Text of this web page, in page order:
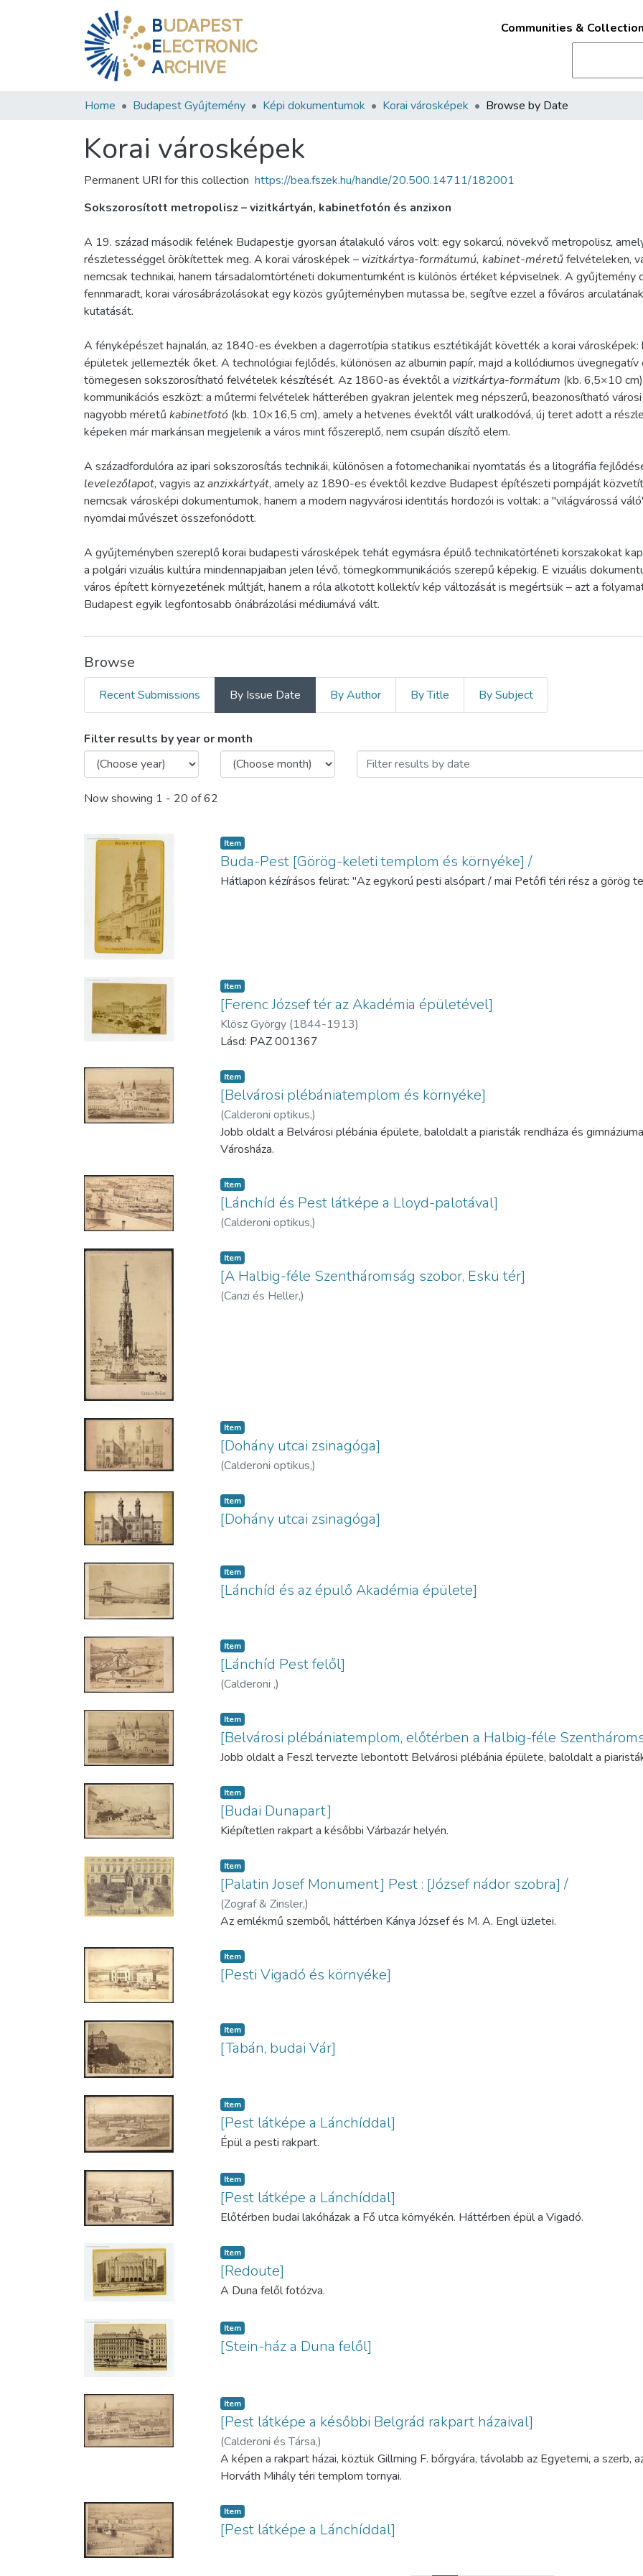
BUDAPEST
ELECTRONIC
ARCHIVE
Communities &
Home Budapest Gyűjtemény Képi dokumentumok Korai városképek Browse by Date
Korai városképek
Permanent URI for this collection https://bea.fszek.hu/handle/20.500.14711/182001
Sokszorosított metropolisz – vizitkártyán, kabinetfotón és anzixon
A 19. század második felének Budapestje gyorsan átalakuló város volt: egy sokarcú, növekvő metropolisz,
részletességgel örökítettek meg. A korai városképek – vizitkártya-formátumú, kabinet-méretűfelvételeken,
nemcsak technikai, hanem társadalomtörténeti dokumentumként is különös értéket képviselnek. A gyűjtemény
fennmaradt, korai városábrázolásokat egy közös gyűjteményben mutassa be, segítve ezzel a főváros
kutatását.
A fényképészet hajnalán, az 1840-es években a dagerrotípia statikus esztétikáját követték a korai városképek:
épületek jellemezték őket. A technológiai fejlődés, különösen az albumin papír, majd a kollódiumos
tömegesen sokszorosítható felvételek készítését. Az 1860-as évektől a vizitkártya-formátum (kb. 6,5×10
kommunikációs eszközt: a műtermi felvételek hátterében gyakran jelentek meg népszerű, beazonosítható
nagyobb méretű kabinetfotó (kb. 10×16,5 cm), amely a hetvenes évektől vált uralkodóvá, új teret adott a
képeken már markánsan megjelenik a város mint főszereplő, nem csupán díszítő elem.
A századfordulóra az ipari sokszorosítás technikái, különösen a fotomechanikai nyomtatás és a litográfia
levelezőlapot, vagyis azanzixkártyát, amely az 1890-es évektől kezdve Budapest építészeti pompáját
nemcsak városképi dokumentumok, hanem a modern nagyvárosi identitás hordozói is voltak: a "világvárossá
nyomdai művészet összefonódott.
A gyűjteményben szereplő korai budapesti városképek tehát egymásra épülő technikatörténeti korszakokat
a polgári vizuális kultúra mindennapjaiban jelen lévő, tömegkommunikációs szerepű képekig. E vizuális
város épített környezetének múltját, hanem a róla alkotott kollektív kép változását is megértsük – azt a
Budapest egyik legfontosabb önábrázolási médiumává vált.
Browse
Recent Submissions By Issue Date By Author By Title By Subject
Browsing Korai városképek by Issue Date
Filter results by year or month
Now showing 1 - 20 of 62
Item
Buda-Pest [Görög-keleti templom és környéke] /
Hátlapon kézírásos felirat: "Az egykorú pesti alsópart / mai Petőfi téri rész a görög
Item
[Ferenc József tér az Akadémia épületével]
Klösz György (1844-1913)
Lásd: PAZ 001367
Item
[Belvárosi plébániatemplom és környéke]
(Calderoni optikus,)
Jobb oldalt a Belvárosi plébánia épülete, baloldalt a piaristák rendháza és
Városháza.
Item
[Lánchíd és Pest látképe a Lloyd-palotával]
(Calderoni optikus,)
Item
[A Halbig-féle Szentháromság szobor, Eskü tér]
(Canzi és Heller,)
Item
[Dohány utcai zsinagóga]
(Calderoni optikus,)
Item
[Dohány utcai zsinagóga]
Item
[Lánchíd és az épülő Akadémia épülete]
Item
[Lánchíd Pest felől]
(Calderoni ,)
Item
[Belvárosi plébániatemplom, előtérben a Halbig-féle
Jobb oldalt a Feszl tervezte lebontott Belvárosi plébánia épülete, baloldalt a
Item
[Budai Dunapart]
Kiépítetlen rakpart a későbbi Várbazár helyén.
Item
[Palatin Josef Monument] Pest : [József nádor szobra] /
(Zograf & Zinsler,)
Az emlékmű szemből, háttérben Kánya József és M. A. Engl üzletei.
Item
[Pesti Vigadó és környéke]
Item
[Tabán, budai Vár]
Item
[Pest látképe a Lánchíddal]
Épül a pesti rakpart.
Item
[Pest látképe a Lánchíddal]
Előtérben budai lakóházak a Fő utca környékén. Háttérben épül a Vigadó.
Item
[Redoute]
A Duna felől fotózva.
Item
[Stein-ház a Duna felől]
Item
[Pest látképe a későbbi Belgrád rakpart házaival]
(Calderoni és Társa,)
A képen a rakpart házai, köztük Gillming F. bőrgyára, távolabb az Egyetemi, a szerb,
Horváth Mihály téri templom tornyai.
Item
[Pest látképe a Lánchíddal]